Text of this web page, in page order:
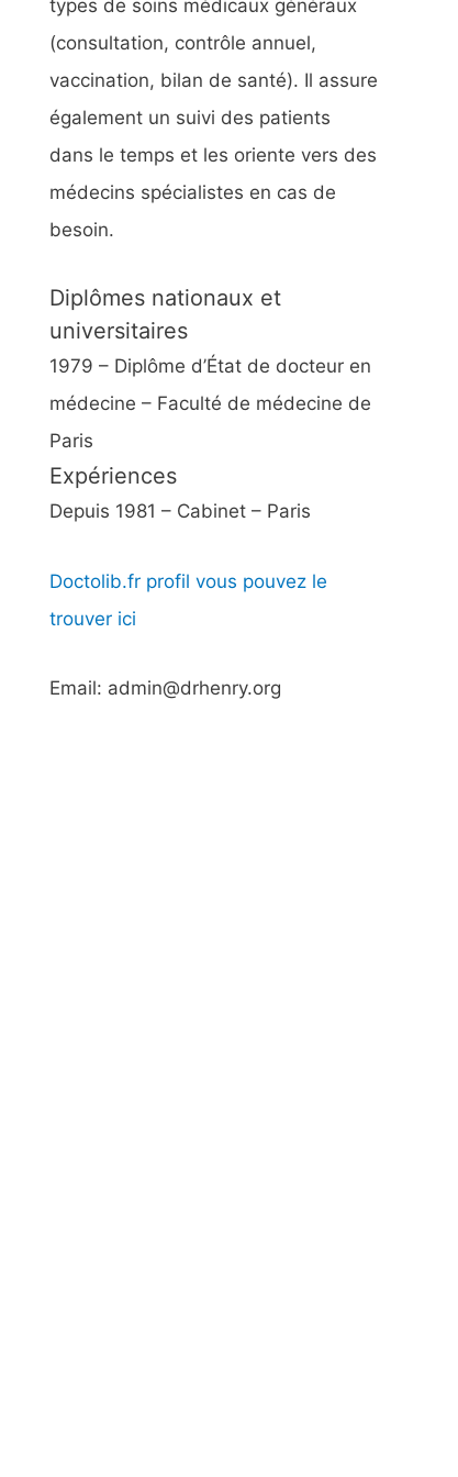
:
types de soins médicaux généraux
(consultation, contrôle annuel,
vaccination, bilan de santé). Il assure
également un suivi des patients
dans le temps et les oriente vers des
médecins spécialistes en cas de
besoin.
Diplômes nationaux et
universitaires
1979 – Diplôme d’État de docteur en
médecine – Faculté de médecine de
Paris
Expériences
Depuis 1981 – Cabinet – Paris
Doctolib.fr profil vous pouvez le
trouver ici
Email: admin@drhenry.org